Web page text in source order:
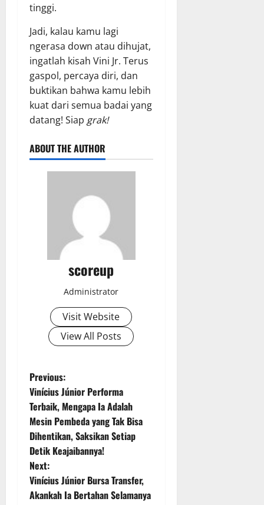
tinggi.
Jadi, kalau kamu lagi
ngerasa down atau dihujat,
ingatlah kisah Vini Jr. Terus
gaspol, percaya diri, dan
buktikan bahwa kamu lebih
kuat dari semua badai yang
datang! Siap grak!
ABOUT THE AUTHOR
scoreup
Administrator
Visit Website
View All Posts
P
o
s
t
n
Previous:
Vinícius Júnior Performa
Terbaik, Mengapa Ia Adalah
Mesin Pembeda yang Tak Bisa
Dihentikan, Saksikan Setiap
Detik Keajaibannya!
Next:
Vinícius Júnior Bursa Transfer,
Akankah Ia Bertahan Selamanya